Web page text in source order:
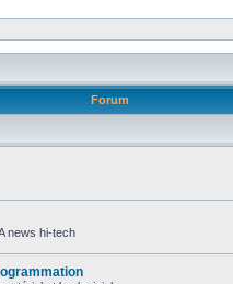
Forum
news hi-tech